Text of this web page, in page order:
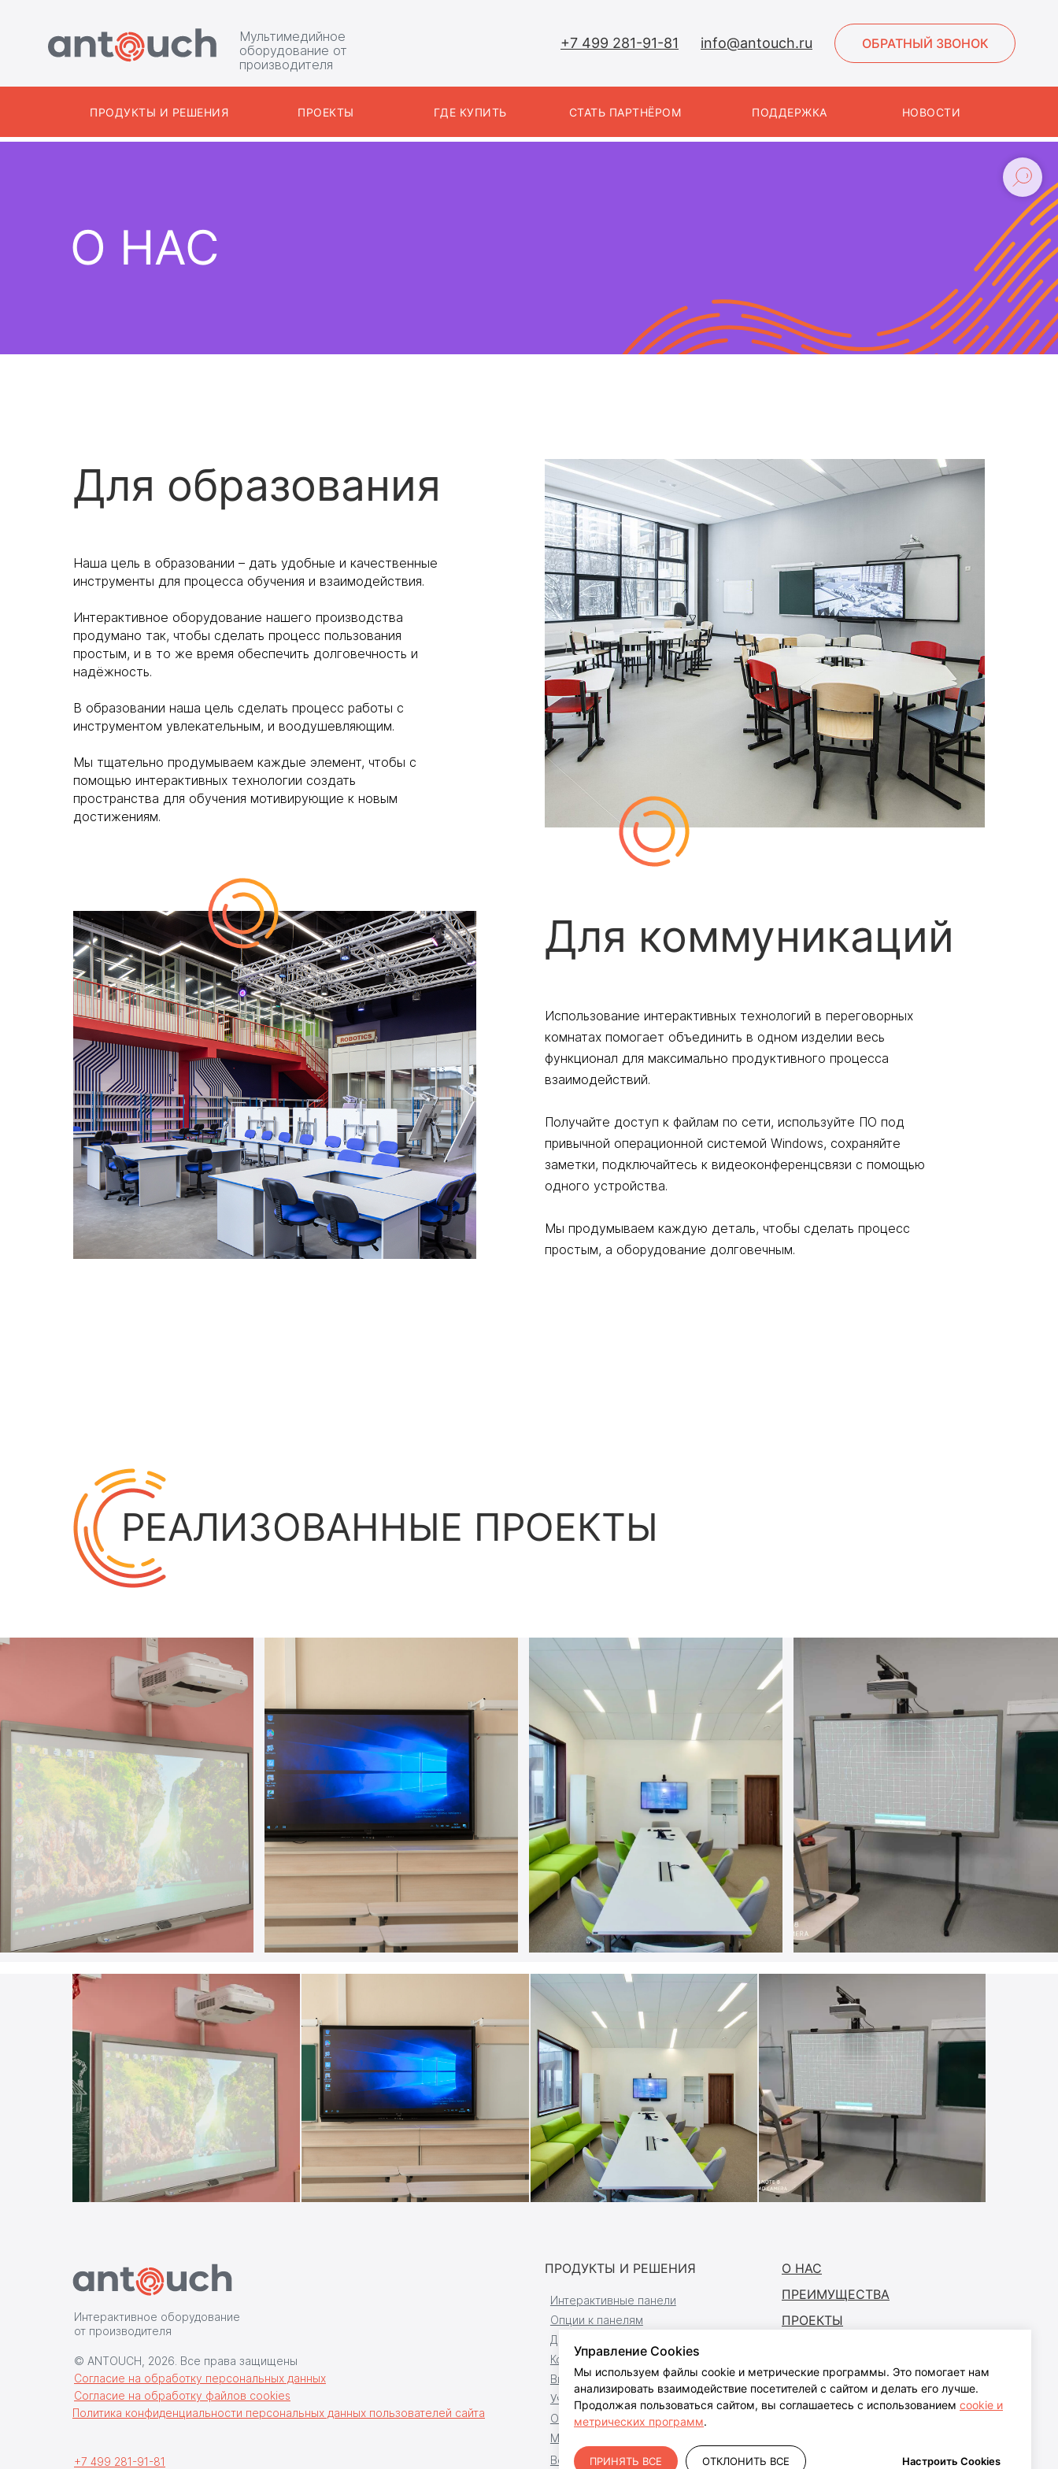
Мультимедийное
оборудование от
производителя
+7 499 281-91-81 info@antouch.ru ОБРАТНЫЙ ЗВОНОК
ПРОЕКТЫ ГДЕ КУПИТЬ СТАТЬ ПАРТНЁРОМ ПОДДЕРЖКА НОВОСТИ
ПРОДУКТЫ И РЕШЕНИЯ
О НАС
Наша цель в образовании – дать удобные и качественные
инструменты для процесса обучения и взаимодействия.
Интерактивное оборудование нашего производства
продумано так, чтобы сделать процесс пользования
простым, и в то же время обеспечить долговечность и
надёжность.
В образовании наша цель сделать процесс работы с
инструментом увлекательным, и воодушевляющим.
Мы тщательно продумываем каждые элемент, чтобы с
помощью интерактивных технологии создать
пространства для обучения мотивирующие к новым
достижениям.
Использование интерактивных технологий в переговорных
комнатах помогает объединить в одном изделии весь
функционал для максимально продуктивного процесса
взаимодействий.
Получайте доступ к файлам по сети, используйте ПО под
привычной операционной системой Windows, сохраняйте
заметки, подключайтесь к видеоконференцсвязи с помощью
одного устройства.
Мы продумываем каждую деталь, чтобы сделать процесс
простым, а оборудование долговечным.
Для образования
Для коммуникаций
РЕАЛИЗОВАННЫЕ ПРОЕКТЫ
Интерактивное оборудование
от производителя
ПРОДУКТЫ И РЕШЕНИЯ О НАС
© ANTOUCH, 2026. Все права защищены
Согласие на обработку персональных данных
Политика конфиденциальности персональных данных пользователей сайта
Согласие на обработку файлов cookies
ПРЕИМУЩЕСТВА
ПРОЕКТЫ
СТАТЬ ПАРТНЕРОМ
ПОДДЕРЖКА
+7 499 281-91-81
ОПЛАТА И ДОСТАВКА
Интерактивные панели
Доски и комплекты
Оборудование переговорных
Учебное оборудование
Встраиваемые мониторы
Мультимедийные трибуны
Опции к панелям
Компьютерная техника
Видеостудии
Управление Cookies
Мы используем файлы cookie и метрические программы. Это помогает нам
анализировать взаимодействие посетителей с сайтом и делать его лучше.
Продолжая пользоваться сайтом, вы соглашаетесь с использованием cookie и
метрических программ.
ПРИНЯТЬ ВСЕ ОТКЛОНИТЬ ВСЕ Настроить Cookies